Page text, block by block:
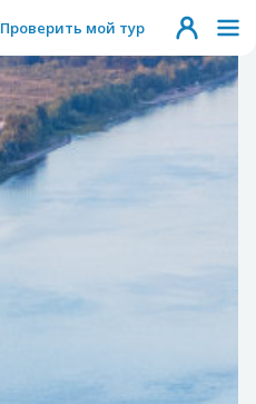
Проверить мой тур